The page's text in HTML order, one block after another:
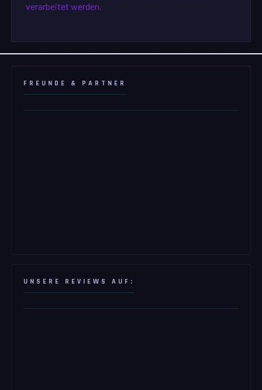
verarbeitet werden.
FREUNDE & PARTNER
UNSERE REVIEWS AUF: